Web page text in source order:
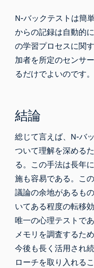
N-バックテストは簡
からの記録は自動的
の学習プロセスに関
加者を所定のセンサ
るだけでよいのです。
結論
総じて言えば、N-バ
ついて理解を深める
る。この手法は長年
施も容易である。こ
議論の余地があるも
いてある程度の転移
唯一の心理テストで
メモリを調査するた
今後も長く活用され
ローチを取り入れる